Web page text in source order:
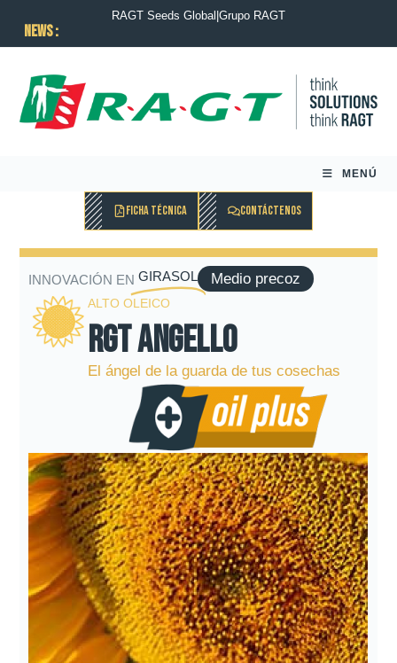
News :
RAGT Seeds Global Grupo RAGT
MENÚ
FICHA TÉCNICA CONTÁCTENOS
INNOVACIÓN EN GIRASOL Medio precoz
ALTO OLEICO
RGT ANGELLO
El ángel de la guarda de tus cosechas